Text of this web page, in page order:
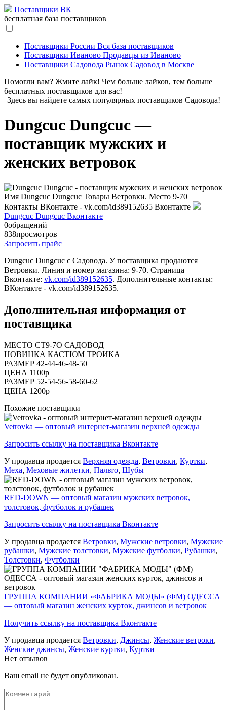
Поставщики ВК
бесплатная база поставщиков
Поставщики России Вся база поставщиков
Поставщики Иваново Продавцы из Иваново
Поставщики Садовода Рынок Садовод в Москве
Помогли вам? Жмите лайк! Чем больше лайков, тем больше
бесплатных поставщиков для вас!
Здесь вы найдете самых популярных поставщиков Садовода!
Dungcuc Dungcuc —
поставщик мужских и
женских ветровок
Имя Dungcuc Dungcuc Товары Ветровки. Место 9-70
Контакты ВКонтакте - vk.com/id389152635 Вконтакте
Dungcuc Dungcuc Вконтакте
0обращений
838просмотров
Запросить прайс
Dungcuc Dungcuc c Садовода. У поставщика продаются
Ветровки. Линия и номер магазина: 9-70. Страница
Вконтакте: vk.com/id389152635. Дополнительные контакты:
ВКонтакте - vk.com/id389152635.
Дополнительная информация от
поставщика
МЕСТО СТ9-7О САДОВОД
НОВИНКА КАСТЮМ ТРОИКА
РАЗМЕР 42-44-46-48-50
ЦЕНА 1100р
РАЗМЕР 52-54-56-58-60-62
ЦЕНА 1200р
Похожие поставщики
Vetrovka — оптовый интернет-магазин верхней одежды
Запросить ссылку на поставщика Вконтакте
У продавца продается Верхняя одежда, Ветровки, Куртки,
Меха, Меховые жилетки, Пальто, Шубы
RED-DOWN — оптовый магазин мужских ветровок,
толстовок, футболок и рубашек
Запросить ссылку на поставщика Вконтакте
У продавца продается Ветровки, Мужские ветровки, Мужские
рубашки, Мужские толстовки, Мужские футболки, Рубашки,
Толстовки, Футболки
ГРУППА КОМПАНИИ «ФАБРИКА МОДЫ» (ФМ) ОДЕССА
— оптовый магазин женских курток, джинсов и ветровок
Получить ссылку на поставщика Вконтакте
У продавца продается Ветровки, Джинсы, Женские ветроки,
Женские джинсы, Женские куртки, Куртки
Нет отзывов
Ваш email не будет опубликован.